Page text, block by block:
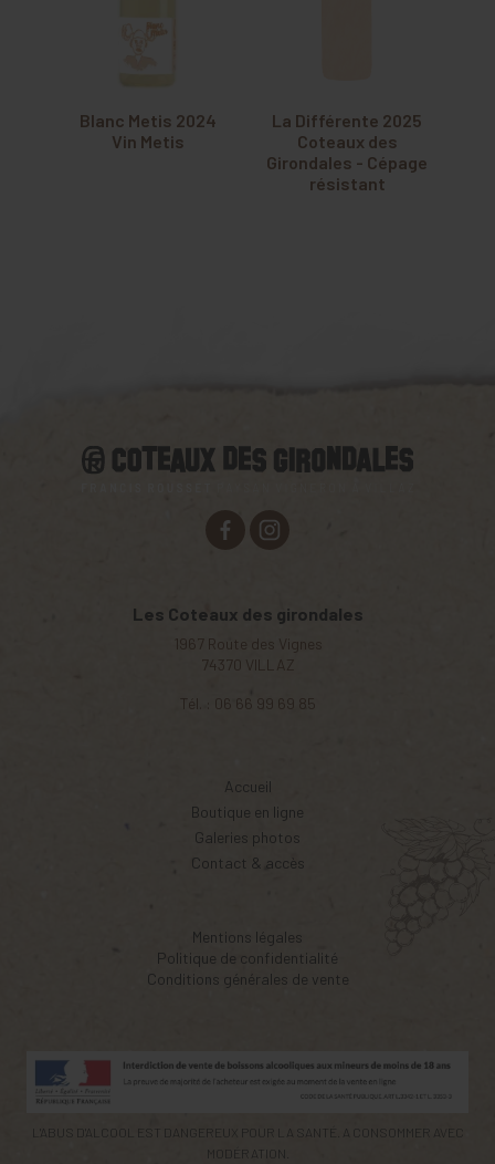
Blanc Metis 2024
Vin Metis
La Différente 2025
Coteaux des
Girondales - Cépage
résistant
Les Coteaux des girondales
1967 Route des Vignes
74370
VILLAZ
Tél. : 06 66 99 69 85
Accueil
Boutique en ligne
Galeries photos
Contact & accès
Mentions légales
Politique de confidentialité
Conditions générales de vente
L'ABUS D'ALCOOL EST DANGEREUX POUR LA SANTÉ. A CONSOMMER AVEC
MODÉRATION.